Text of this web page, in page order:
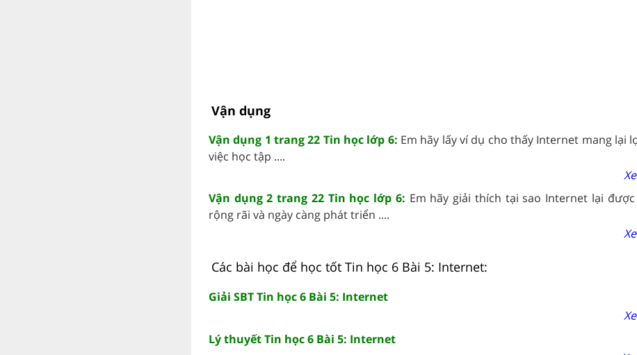
Vận dụng
Vận dụng 1 trang 22 Tin học lớp 6: Em hãy lấy ví dụ cho thấy Internet mang lại
việc học tập ....
Vận dụng 2 trang 22 Tin học lớp 6: Em hãy giải thích tại sao Internet lại
rộng rãi và ngày càng phát triển ....
Các bài học để học tốt Tin học 6 Bài 5: Internet:
Giải SBT Tin học 6 Bài 5: Internet
Lý thuyết Tin học 6 Bài 5: Internet